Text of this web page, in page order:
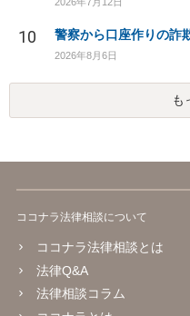
10 警察から口座作りの詐
2026年8月6日
も
ココナラ法律相談について
ココナラ法律相談とは
法律Q&A
法律相談コラム